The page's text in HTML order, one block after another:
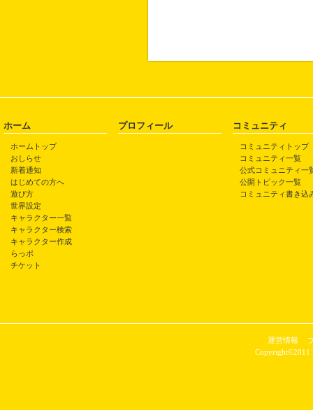
ホーム
ホームトップ
おしらせ
新着通知
はじめての方へ
遊び方
世界設定
キャラクター一覧
キャラクター検索
キャラクター作成
らっポ
チケット
プロフィール コミュニティ
コミュニティトップ
コミュニティ一覧
公式コミュニティ一
公開トピック一覧
コミュニティ書き込
運営情報
Copyright©2011